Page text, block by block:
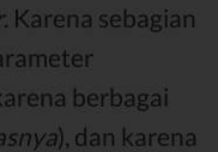
. Karena sebagian
berbagai
), dan karena